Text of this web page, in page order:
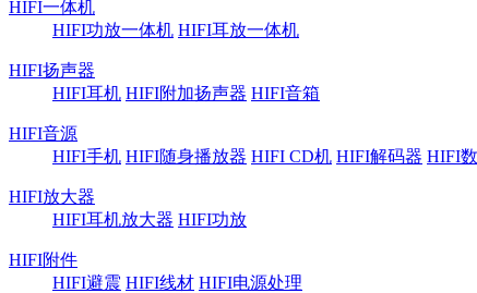
HIFI一体机
HIFI功放一体机 HIFI耳放一体机
HIFI扬声器
HIFI耳机 HIFI附加扬声器 HIFI音箱
HIFI音源
HIFI手机 HIFI随身播放器 HIFI CD机 HIFI解码器 HIFI
HIFI放大器
HIFI耳机放大器 HIFI功放
HIFI附件
HIFI避震 HIFI线材 HIFI电源处理